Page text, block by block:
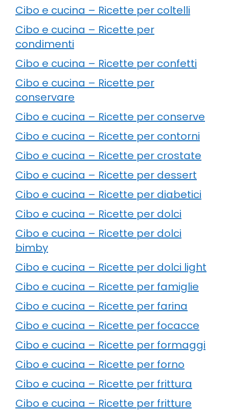
Cibo e cucina – Ricette per coltelli
Cibo e cucina – Ricette per
condimenti
Cibo e cucina – Ricette per confetti
Cibo e cucina – Ricette per
conservare
Cibo e cucina – Ricette per conserve
Cibo e cucina – Ricette per contorni
Cibo e cucina – Ricette per crostate
Cibo e cucina – Ricette per dessert
Cibo e cucina – Ricette per diabetici
Cibo e cucina – Ricette per dolci
Cibo e cucina – Ricette per dolci
bimby
Cibo e cucina – Ricette per dolci light
Cibo e cucina – Ricette per famiglie
Cibo e cucina – Ricette per farina
Cibo e cucina – Ricette per focacce
Cibo e cucina – Ricette per formaggi
Cibo e cucina – Ricette per forno
Cibo e cucina – Ricette per frittura
Cibo e cucina – Ricette per fritture